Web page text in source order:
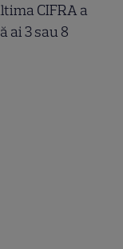
CIFRA a
ai 3 sau 8